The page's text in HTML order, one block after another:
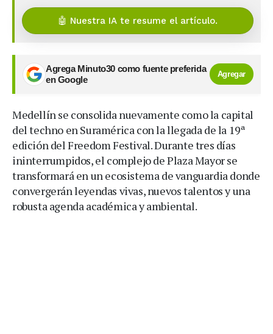
🤖 Nuestra IA te resume el artículo.
Agrega Minuto30 como fuente preferida
en Google
Agregar
Medellín se consolida nuevamente como la capital
del techno en Suramérica con la llegada de la 19ª
edición del Freedom Festival. Durante tres días
ininterrumpidos, el complejo de Plaza Mayor se
transformará en un ecosistema de vanguardia donde
convergerán leyendas vivas, nuevos talentos y una
robusta agenda académica y ambiental.